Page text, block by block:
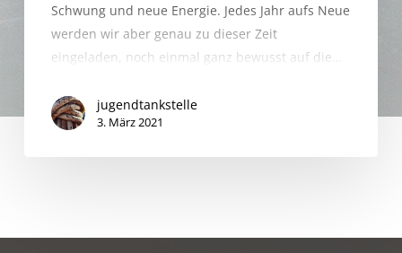
Schwung und neue Energie. Jedes Jahr aufs Neue
werden wir aber genau zu dieser Zeit
eingeladen, noch einmal ganz bewusst auf die…
jugendtankstelle
3. März 2021